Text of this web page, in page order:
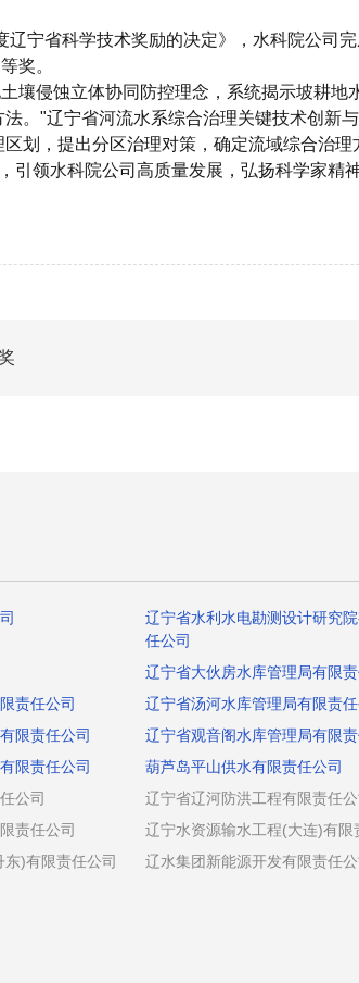
辽宁省科学技术奖励的决定》，水科院公司
奖。
壤侵蚀立体协同防控理念，系统揭示坡耕
。"辽宁省河流水系综合治理关键技术创新
划，提出分区治理对策，确定流域综合治理
引领水科院公司高质量发展，弘扬科学家精
辽宁省水利水电勘测设计研究
任公司
辽宁省大伙房水库管理局有限责
责任公司
辽宁省汤河水库管理局有限责任
限责任公司
辽宁省观音阁水库管理局有限责
限责任公司
葫芦岛平山供水有限责任公司
公司
辽宁省辽河防洪工程有限责任公
责任公司
辽宁水资源输水工程(大连)有限
)有限责任公司
辽水集团新能源开发有限责任公